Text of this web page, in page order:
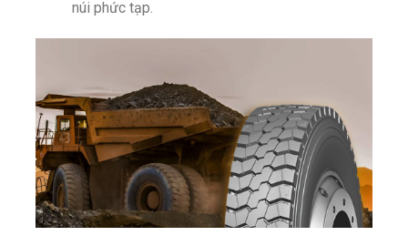
núi phức tạp.